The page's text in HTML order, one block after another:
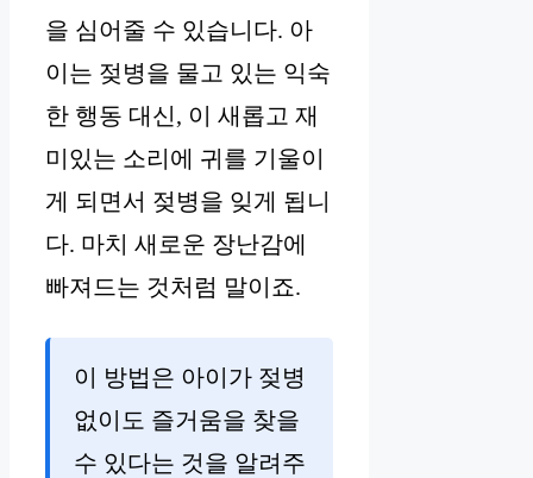
을 심어줄 수 있습니다. 아
이는 젖병을 물고 있는 익숙
한 행동 대신, 이 새롭고 재
미있는 소리에 귀를 기울이
게 되면서 젖병을 잊게 됩니
다. 마치 새로운 장난감에
빠져드는 것처럼 말이죠.
이 방법은 아이가 젖병
없이도 즐거움을 찾을
수 있다는 것을 알려주